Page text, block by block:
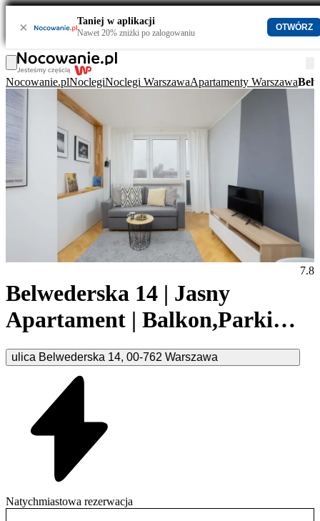
× Taniej w aplikacji
Nawet 20% zniżki po zalogowaniu
OTWÓRZ
Nocowanie.plNoclegiNoclegi WarszawaApartamenty Warszawa
Belwederska 14 | Jasny
Apartament | Balkon,Parking
Warszawa
ulica Belwederska 14, 00-762 Warszawa
7.8
Natychmiastowa rezerwacja